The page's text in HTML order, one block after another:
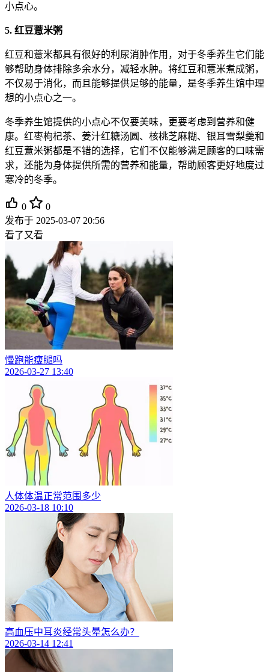
小点心。
5. 红豆薏米粥
红豆和薏米都具有很好的利尿消肿作用，对于冬季养生它们能
够帮助身体排除多余水分，减轻水肿。将红豆和薏米煮成粥，
不仅易于消化，而且能够提供足够的能量，是冬季养生馆中理
想的小点心之一。
冬季养生馆提供的小点心不仅要美味，更要考虑到营养和健
康。红枣枸杞茶、姜汁红糖汤圆、核桃芝麻糊、银耳雪梨羹和
红豆薏米粥都是不错的选择，它们不仅能够满足顾客的口味需
求，还能为身体提供所需的营养和能量，帮助顾客更好地度过
寒冷的冬季。
0
0
发布于 2025-03-07 20:56
看了又看
慢跑能瘦腿吗
2026-03-27 13:40
人体体温正常范围多少
2026-03-18 10:10
高血压中耳炎经常头晕怎么办？
2026-03-14 12:41